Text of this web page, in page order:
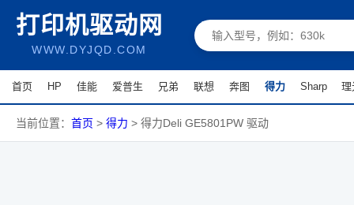
打印机驱动网
WWW.DYJQD.COM
首页 HP 佳能 爱普生 兄弟 联想 奔图 得力 Sharp 理
当前位置： 首页 > 得力 > 得力Deli GE5801PW 驱动